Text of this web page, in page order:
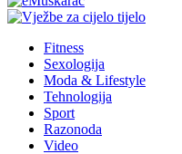
Fitness
Sexologija
Moda & Lifestyle
Tehnologija
Sport
Razonoda
Video